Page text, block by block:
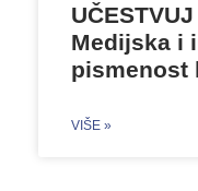
Medijska i
pismenost
VIŠE »